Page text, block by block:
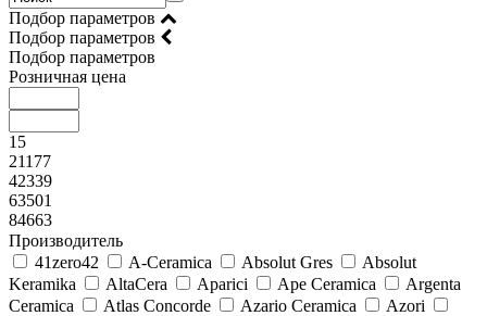
Подбор параметров
Подбор параметров
Подбор параметров
Розничная цена
15
21177
42339
63501
84663
Производитель
41zero42
A-Ceramica Absolut Gres
Absolut
Keramika
AltaCera Aparici Ape Ceramica
Argenta
Ceramica
Atlas Concorde Azario Ceramica
Azori